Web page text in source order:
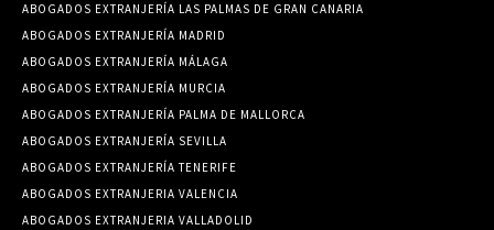
ABOGADOS EXTRANJERÍA LAS PALMAS DE GRAN CANARIA
ABOGADOS EXTRANJERÍA MADRID
ABOGADOS EXTRANJERÍA MÁLAGA
ABOGADOS EXTRANJERÍA MURCIA
ABOGADOS EXTRANJERÍA PALMA DE MALLORCA
ABOGADOS EXTRANJERÍA SEVILLA
ABOGADOS EXTRANJERÍA TENERIFE
ABOGADOS EXTRANJERIA VALENCIA
ABOGADOS EXTRANJERIA VALLADOLID